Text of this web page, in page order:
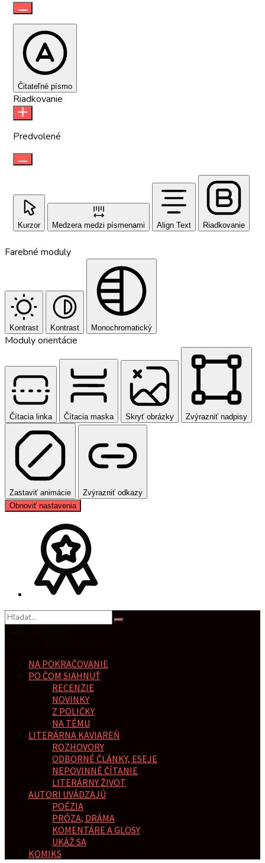
Čitateľné písmo
Riadkovanie
Predvolené
Kurzor Medzera medzi písmenami Align Text Riadkovanie
Farebné moduly
Kontrast Kontrast Monochromatický
Moduly orientácie
Čítacia linka Čítacia maska Skryť obrázky Zvýrazniť nadpisy
Zastaviť animácie
Zvýrazniť odkazy
Obnoviť nastavenia
NA POKRAČOVANIE
PO ČOM SIAHNUŤ
RECENZIE
NOVINKY
Z POLIČKY
NA TÉMU
LITERÁRNA KAVIAREŇ
ROZHOVORY
ODBORNÉ ČLÁNKY, ESEJE
NEPOVINNÉ ČÍTANIE
LITERÁRNY ŽIVOT
AUTORI UVÁDZAJÚ
POÉZIA
PRÓZA, DRÁMA
KOMENTÁRE A GLOSY
UKÁŽ SA
KOMIKS